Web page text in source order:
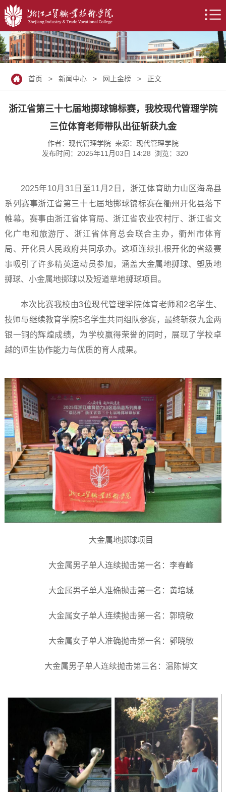
首页 >新闻中心 > 网上金榜 > 正文
浙江省第三十七届地掷球锦标赛，我校现代管理学院
三位体育老师带队出征斩获九金
作者：现代管理学院 来源：现代管理学院
发布时间：2025年11月03日 14:28 浏览： 320
2025年10月31日至11月2日，浙江体育助力山区海岛县
系列赛事浙江省第三十七届地掷球锦标赛在衢州开化县落下
帷幕。赛事由浙江省体育局、浙江省农业农村厅、浙江省文
化广电和旅游厅、浙江省体育总会联合主办，衢州市体育
局、开化县人民政府共同承办。这项连续扎根开化的省级赛
事吸引了许多精英运动员参加，涵盖大金属地掷球、塑质地
掷球、小金属地掷球以及短道草地掷球项目。
本次比赛我校由3位现代管理学院体育老师和2名学生、
技师与继续教育学院5名学生共同组队参赛，最终斩获九金两
银一铜的辉煌成绩，为学校赢得荣誉的同时，展现了学校卓
越的师生协作能力与优质的育人成果。
大金属地掷球项目
大金属男子单人连续抛击第一名：李春峰
大金属男子单人准确抛击第一名：黄培城
大金属女子单人连续抛击第一名：郭晓敏
大金属女子单人准确抛击第一名：郭晓敏
大金属男子单人连续抛击第三名：温陈博文